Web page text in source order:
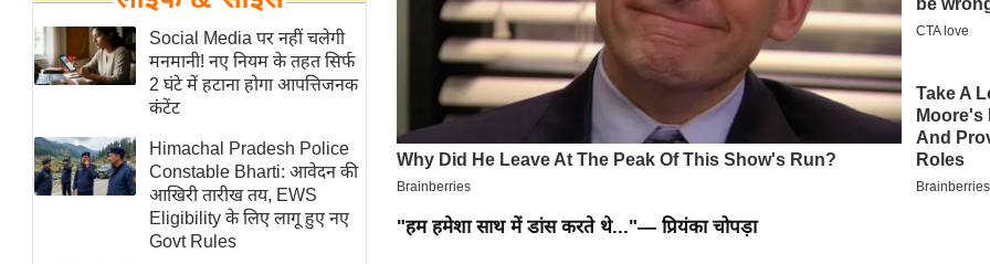
फिटनेस मंत्रा
रिलेशनशिप
राजनीति
विश्लेषण
समसामयिक
मातृभूमि
Social Media पर नहीं चलेगी
मनमानी! नए नियम के तहत सिर्फ
2 घंटे में हटाना होगा आपत्तिजनक
कंटेंट
Himachal Pradesh Police
Constable Bharti: आवेदन की
आखिरी तारीख तय, EWS
Eligibility के लिए लागू हुए नए
Govt Rules
"हम हमेशा साथ में डांस करते थे..."— प्रियंका चोपड़ा